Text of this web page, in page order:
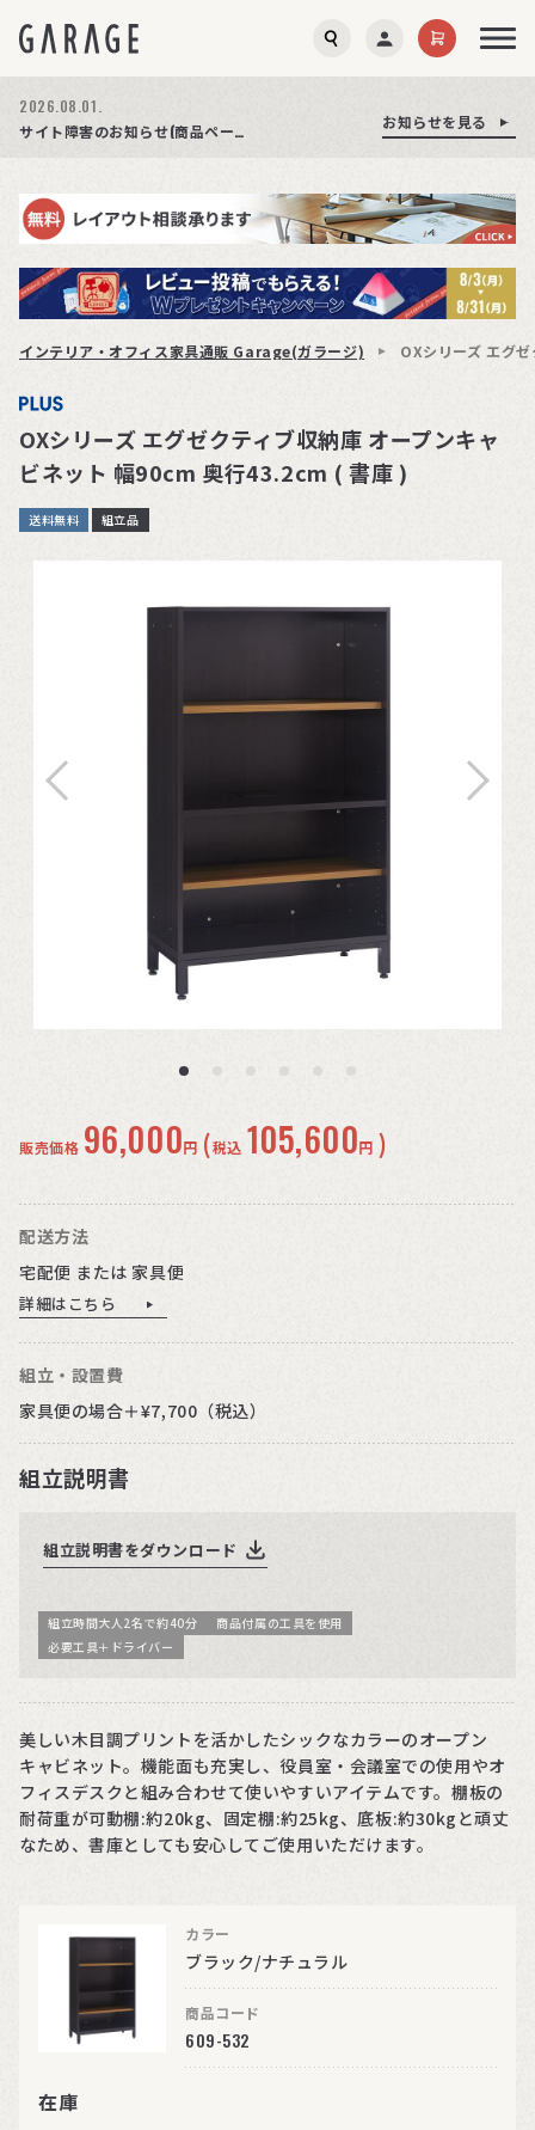
2026.08.03.
お知らせを見る
商品ページ障害復旧のお知らせ お知らせを見る
2026.08.01.
サイト障害のお知らせ(商品ページが正常に表示されない事象発生)
お知らせを見る
インテリア・オフィス家具通販 Garage(ガラージ) OXシリーズ エグ
OXシリーズ エグゼクティブ収納庫 オープンキャ
ビネット 幅90cm 奥行43.2cm ( 書庫 )
送料無料 組立品
販売価格 96,000円 (税込 105,600円 )
配送方法
宅配便 または 家具便
詳細はこちら
組立・設置費
家具便の場合＋¥7,700（税込）
組立説明書
組立説明書をダウンロード
組立時間大人2名で約40分
商品付属の工具を使用
必要工具＋ドライバー
美しい木目調プリントを活かしたシックなカラーのオープン
キャビネット。機能面も充実し、役員室・会議室での使用やオ
フィスデスクと組み合わせて使いやすいアイテムです。棚板の
耐荷重が可動棚:約20kg、固定棚:約25kg、底板:約30kgと頑丈
なため、書庫としても安心してご使用いただけます。
カラー
ブラック/ナチュラル
商品コード
609-532
在庫